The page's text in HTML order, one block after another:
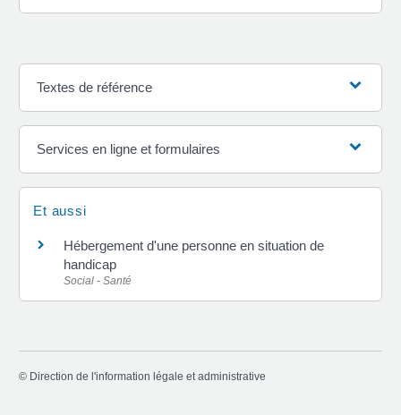
Textes de référence
Services en ligne et formulaires
Et aussi
Hébergement d'une personne en situation de
handicap
Social - Santé
© Direction de l'information légale et administrative